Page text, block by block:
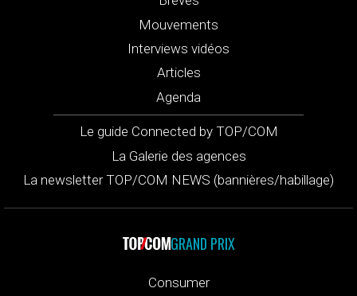
Mouvements
Interviews vidéos
Articles
Agenda
Le guide Connected by TOP/COM
La Galerie des agences
La newsletter TOP/COM NEWS (bannières/habillage)
GRAND PRIX
Consumer